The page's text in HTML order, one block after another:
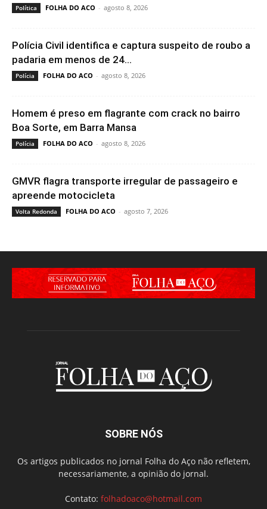
Política FOLHA DO ACO - agosto 8, 2026
Polícia Civil identifica e captura suspeito de roubo a
padaria em menos de 24...
Polícia FOLHA DO ACO - agosto 8, 2026
Homem é preso em flagrante com crack no bairro
Boa Sorte, em Barra Mansa
Polícia FOLHA DO ACO - agosto 8, 2026
GMVR flagra transporte irregular de passageiro e
apreende motocicleta
Volta Redonda FOLHA DO ACO - agosto 7, 2026
SOBRE NÓS
Os artigos publicados no jornal Folha do Aço não refletem,
necessariamente, a opinião do jornal.
Contato: folhadoaco@hotmail.com